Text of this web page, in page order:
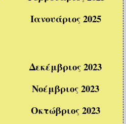
Ιανουάριος 2025
Δεκέμβριος 2023
Νοέμβριος 2023
Οκτώβριος 2023